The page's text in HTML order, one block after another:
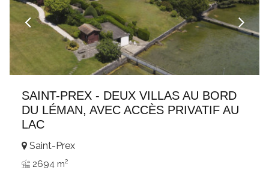
SAINT-PREX - DEUX VILLAS AU BORD
DU LÉMAN, AVEC ACCÈS PRIVATIF AU
LAC
Saint-Prex
2694 m2